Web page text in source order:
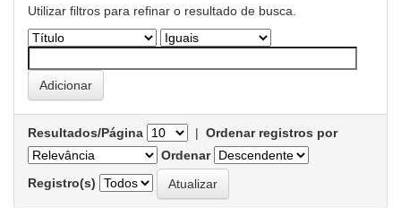
Utilizar filtros para refinar o resultado de busca.
Resultados/Página | Ordenar registros por
Ordenar
Registro(s)